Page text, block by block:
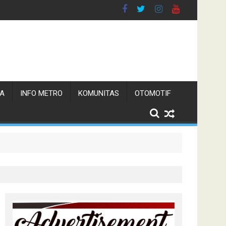
INFO METRO KOMUNITAS OTOMOTIF